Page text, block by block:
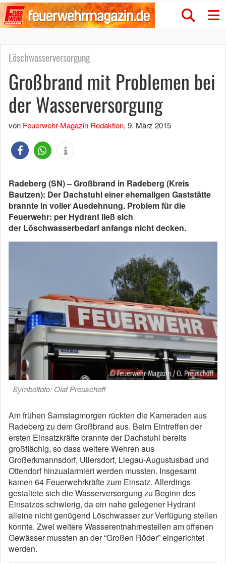
Löschwasserversorgung
Großbrand mit Problemen bei
der Wasserversorgung
von Feuerwehr-Magazin Redaktion, 9. März 2015
Radeberg (SN) – Großbrand in Radeberg (Kreis
Bautzen): Der Dachstuhl einer ehemaligen Gaststätte
brannte in voller Ausdehnung. Problem für die
Feuerwehr: per Hydrant ließ sich
der Löschwasserbedarf anfangs nicht decken.
Symbolfoto: Olaf Preuschoff
Am frühen Samstagmorgen rückten die Kameraden aus
Radeberg zu dem Großbrand aus. Beim Eintreffen der
ersten Einsatzkräfte brannte der Dachstuhl bereits
großflächig, so dass weitere Wehren aus
Großerkmannsdorf, Ullersdorf, Liegau-Augustusbad und
Ottendorf hinzualarmiert werden mussten. Insgesamt
kamen 64 Feuerwehrkräfte zum Einsatz. Allerdings
gestaltete sich die Wasserversorgung zu Beginn des
Einsatzes schwierig, da ein nahe gelegener Hydrant
alleine nicht genügend Löschwasser zur Verfügung stellen
konnte. Zwei weitere Wasserentnahmestellen am offenen
Gewässer mussten an der “Großen Röder” eingerichtet
werden.